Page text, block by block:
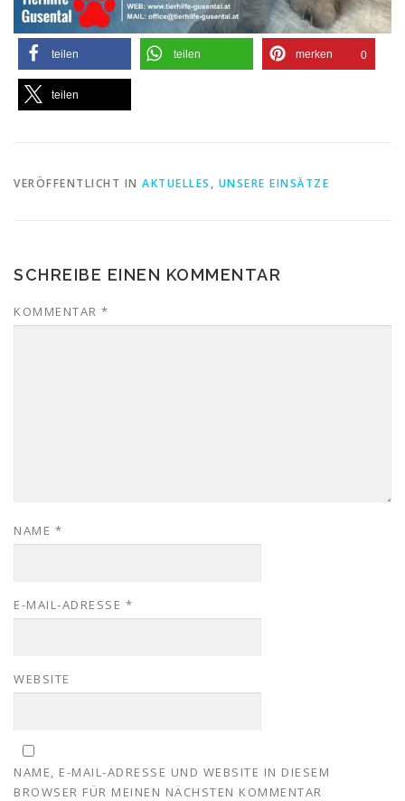
teilen teilen merken 0
teilen
VERÖFFENTLICHT IN AKTUELLES , UNSERE EINSÄTZE
SCHREIBE EINEN KOMMENTAR
KOMMENTAR *
NAME *
E-MAIL-ADRESSE *
WEBSITE
NAME, E-MAIL-ADRESSE UND WEBSITE IN DIESEM
BROWSER FÜR MEINEN NÄCHSTEN KOMMENTAR